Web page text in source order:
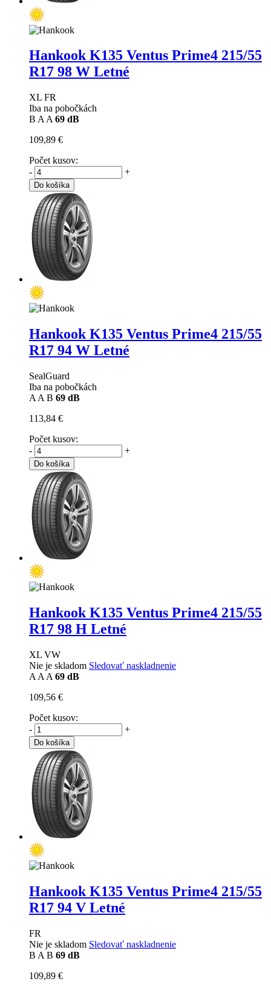
Hankook K135 Ventus Prime4 215/55
R17 98 W Letné
XL FR
Iba na pobočkách
B A A 69 dB
109,89 €
Počet kusov:
-
+
Do košíka
Hankook K135 Ventus Prime4 215/55
R17 94 W Letné
SealGuard
Iba na pobočkách
A A B 69 dB
113,84 €
Počet kusov:
-
+
Do košíka
Hankook K135 Ventus Prime4 215/55
R17 98 H Letné
XL VW
Nie je skladom Sledovať naskladnenie
A A A 69 dB
109,56 €
Počet kusov:
-
+
Do košíka
Hankook K135 Ventus Prime4 215/55
R17 94 V Letné
FR
Nie je skladom Sledovať naskladnenie
B A B 69 dB
109,89 €